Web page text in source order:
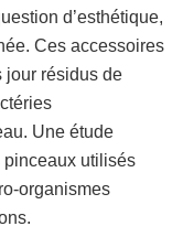
sans
abîmer
:
guide
complet
d’esthétique,
Ces accessoires
jour résidus de
Une étude
pinceaux utilisés
organismes